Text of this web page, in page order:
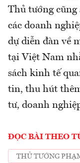
Thủ tướng cũng
các doanh
dự diễn đàn về
tại Việt Nam
sách kinh tế
tin, thu hút
tư, doanh
ĐỌC BÀI THEO
THỦ TƯỚNG